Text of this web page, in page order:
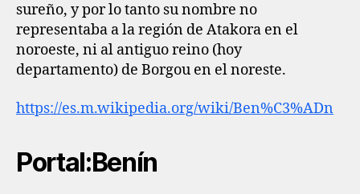
sureño, y por lo tanto su nombre no
representaba a la región de Atakora en el
noroeste, ni al antiguo reino (hoy
departamento) de Borgou en el noreste.
https://es.m.wikipedia.org/wiki/Ben%C3%ADn
Portal:Benín